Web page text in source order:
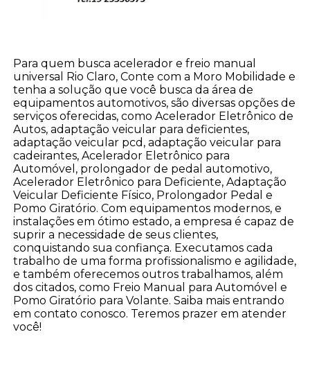
Para quem busca acelerador e freio manual
universal Rio Claro, Conte com a Moro Mobilidade e
tenha a solução que você busca da área de
equipamentos automotivos, são diversas opções de
serviços oferecidas, como Acelerador Eletrônico de
Autos, adaptação veicular para deficientes,
adaptação veicular pcd, adaptação veicular para
cadeirantes, Acelerador Eletrônico para
Automóvel, prolongador de pedal automotivo,
Acelerador Eletrônico para Deficiente, Adaptação
Veicular Deficiente Físico, Prolongador Pedal e
Pomo Giratório. Com equipamentos modernos, e
instalações em ótimo estado, a empresa é capaz de
suprir a necessidade de seus clientes,
conquistando sua confiança. Executamos cada
trabalho de uma forma profissionalismo e agilidade,
e também oferecemos outros trabalhamos, além
dos citados, como Freio Manual para Automóvel e
Pomo Giratório para Volante. Saiba mais entrando
em contato conosco. Teremos prazer em atender
você!